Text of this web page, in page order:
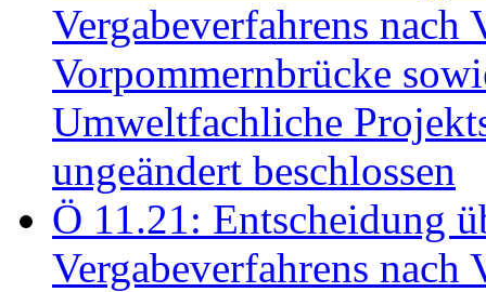
Vergabeverfahrens
Vorpommernbrücke
Umweltfachliche
ungeändert beschlossen
Ö 11.21: Entscheidung
Vergabeverfahrens